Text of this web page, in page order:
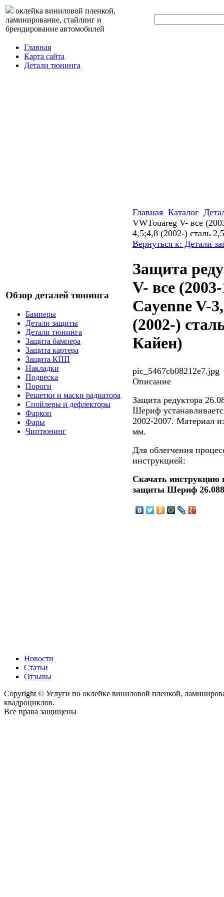
оклейка виниловой пленкой,
ламинирование, стайлинг и
брендирование автомобилей
Главная
Карта сайта
Детали тюнинга
Обзор деталей тюнинга
Бамперы
Детали защиты
Детали тюнинга
Защита бампера
Защита картера
Защита КПП
Накладки
Подвеска
Пороги
Решетки и маски радиатора
Спойлеры и дефлекторы
Фаркоп
Фары
Чиптюнинг
Главная Каталог
VWTouareg V- все
4,5;4,8 (2002-) сталь
Вернуться к: Детали
Защита
V- все
Cayenne V-
(2002-)
Кайен)
pic_5467cb08212e7.jpg
Описание
Защита редуктора
Шериф
2002-2007. Материал
мм.
Для облегчения
инструкцией:
Скачать инструкцию
защиты Шериф
Новости
Статьи
Отзывы
Copyright © Услуги по оклейке виниловой пленкой,
квадроциклов.
Все права защищены